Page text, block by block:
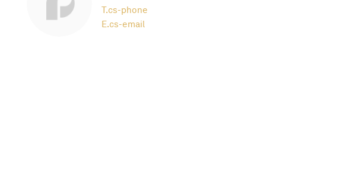
T.cs-phone
E.cs-email